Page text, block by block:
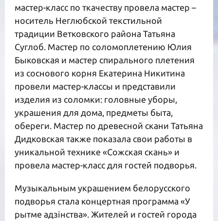
мастер-класс по ткачеству провела мастер –
носитель Неглюбской текстильной
традиции Ветковского района Татьяна
Суглоб. Мастер по соломоплетению Юлия
Быковская и мастер спирального плетения
из соснового корня Екатерина Никитина
провели мастер-классы и представили
изделия из соломки: головные уборы,
украшения для дома, предметы быта,
обереги. Мастер по древесной скани Татьяна
Дидковская также показала свои работы в
уникальной технике «Сожская скань» и
провела мастер-класс для гостей подворья.
Музыкальным украшением белорусского
подворья стала концертная программа «У
рытме адзінства». Жителей и гостей города